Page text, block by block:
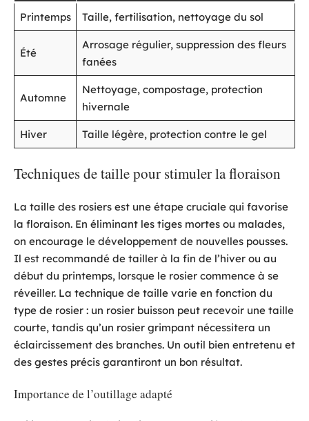
Printemps Taille, fertilisation, nettoyage du sol
Été
Arrosage régulier, suppression des fleurs
fanées
Automne
Nettoyage, compostage, protection
hivernale
Hiver Taille légère, protection contre le gel
Techniques de taille pour stimuler la floraison
La taille des rosiers est une étape cruciale qui favorise
la floraison. En éliminant les tiges mortes ou malades,
on encourage le développement de nouvelles pousses.
Il est recommandé de tailler à la fin de l’hiver ou au
début du printemps, lorsque le rosier commence à se
réveiller. La technique de taille varie en fonction du
type de rosier : un rosier buisson peut recevoir une taille
courte, tandis qu’un rosier grimpant nécessitera un
éclaircissement des branches. Un outil bien entretenu et
des gestes précis garantiront un bon résultat.
Importance de l’outillage adapté